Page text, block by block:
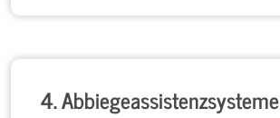
4. Abbiegeassistenzsysteme